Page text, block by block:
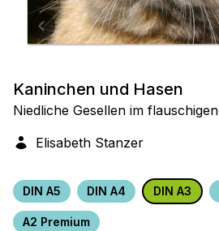
Kaninchen und Hasen
Niedliche Gesellen im
Elisabeth Stanzer
DIN A5 DIN A4 DIN A3
A2 Premium